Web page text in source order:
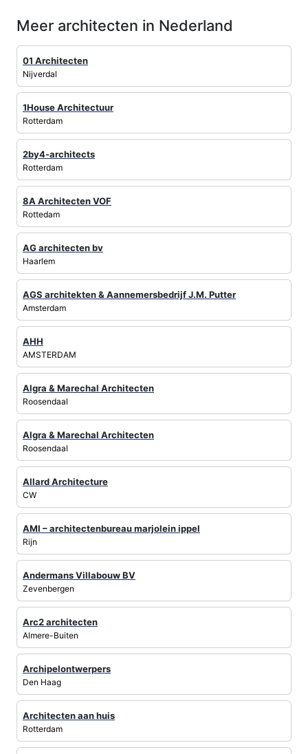
Meer architecten in Nederland
01 Architecten
Nijverdal
1House Architectuur
Rotterdam
2by4-architects
Rotterdam
8A Architecten VOF
Rottedam
AG architecten bv
Haarlem
AGS architekten & Aannemersbedrijf J.M. Putter
Amsterdam
AHH
AMSTERDAM
Algra & Marechal Architecten
Roosendaal
Algra & Marechal Architecten
Roosendaal
Allard Architecture
CW
AMI – architectenbureau marjolein ippel
Rijn
Andermans Villabouw BV
Zevenbergen
Arc2 architecten
Almere-Buiten
Archipelontwerpers
Den Haag
Architecten aan huis
Rotterdam